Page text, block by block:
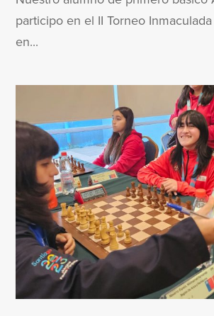
participo en el II Torneo
en...